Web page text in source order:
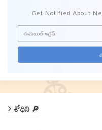
Get Notified About
శోధిని 🔎